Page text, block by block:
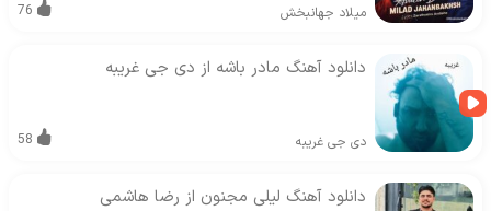
میلاد جهانبخش 76
دانلود آهنگ مادر باشه از دی جی غریبه
دی جی غریبه 58
دانلود آهنگ لیلی مجنون از رضا هاشمی